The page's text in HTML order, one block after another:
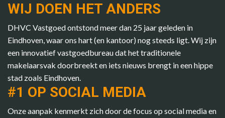
WIJ DOEN HET ANDERS
DHVC Vastgoed ontstond meer dan 25 jaar geleden in
Eindhoven, waar ons hart (en kantoor) nog steeds ligt. Wij zijn
een innovatief vastgoedbureau dat het traditionele
makelaarsvak doorbreekt en iets nieuws brengt in een hippe
stad zoals Eindhoven.
#1 OP SOCIAL MEDIA
Onze aanpak kenmerkt zich door de focus op social media en